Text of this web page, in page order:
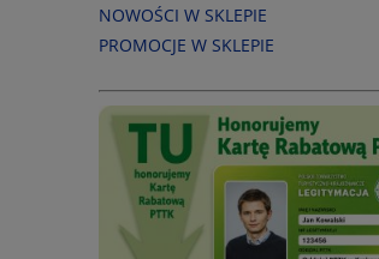
NOWOŚCI W SKLEPIE
PROMOCJE W SKLEPIE